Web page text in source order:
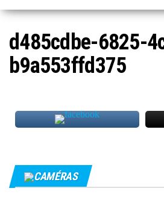
d485cdbe-6825-
b9a553ffd375
CAMÉRAS